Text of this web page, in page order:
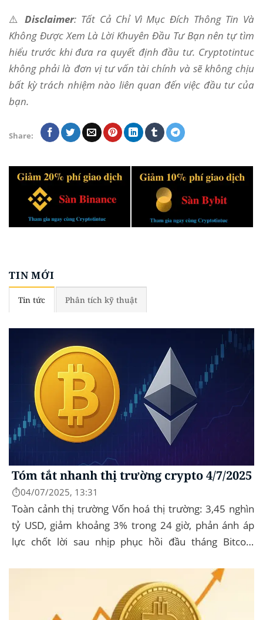
⚠️Disclaimer: Tất Cả Chỉ Vì Mục Đích Thông Tin Và
Không Được Xem Là Lời Khuyên Đầu Tư Bạn nên tự tìm
hiểu trước khi đưa ra quyết định đầu tư. Cryptotintuc
không phải là đơn vị tư vấn tài chính và sẽ không chịu
bất kỳ trách nhiệm nào liên quan đến việc đầu tư của
bạn.
Share:
TIN MỚI
Tin tức Phân tích kỹ thuật
Tóm tắt nhanh thị trường crypto 4/7/2025
⏱️04/07/2025, 13:31
Toàn cảnh thị trường Vốn hoá thị trường: 3,45 nghìn
tỷ USD, giảm khoảng 3% trong 24 giờ, phản ánh áp
lực chốt lời sau nhịp phục hồi đầu tháng‍ Bitcoin